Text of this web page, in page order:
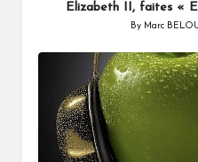
Elizabeth II, faites «
Posted
By Marc